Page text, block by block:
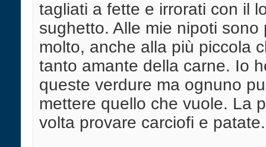
tagliati a fette e irrorati con il
sughetto. Alle mie nipoti sono
molto, anche alla più piccola
tanto amante della carne. Io
queste verdure ma ognuno
mettere quello che vuole. La
volta provare carciofi e patate.